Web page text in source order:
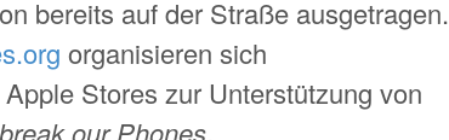
bereits auf der Straße ausgetragen.
organisieren sich
Stores zur Unterstützung von
our Phones.